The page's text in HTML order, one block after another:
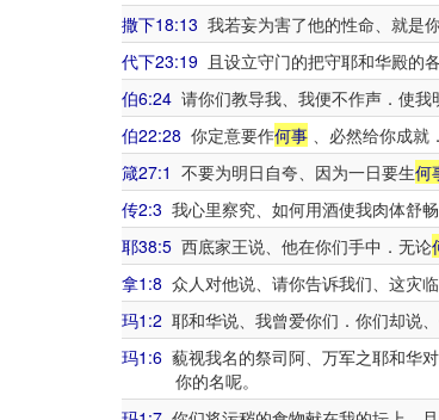
撒下18:13 我若妄为害了他的性命、就是
代下23:19 且设立守门的把守耶和华殿的
伯6:24 请你们教导我、我便不作声．使我
伯22:28 你定意要作何事 、必然给你成就
箴27:1 不要为明日自夸、因为一日要生何
传2:3 我心里察究、如何用酒使我肉体舒
耶38:5 西底家王说、他在你们手中．无论
拿1:8 众人对他说、请你告诉我们、这灾
玛1:2 耶和华说、我曾爱你们．你们却说
玛1:6 藐视我名的祭司阿、万军之耶和华
你的名呢。